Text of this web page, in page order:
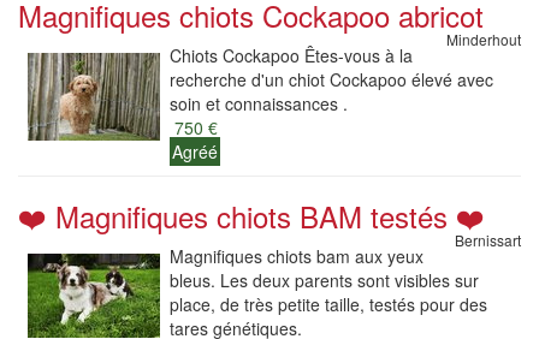
Magnifiques chiots Cockapoo abricot
Minderhout
Chiots Cockapoo Êtes-vous à la
recherche d'un chiot Cockapoo élevé avec
soin et connaissances .
750 €
Agréé
❤️ Magnifiques chiots BAM testés ❤️
Bernissart
Magnifiques chiots bam aux yeux
bleus. Les deux parents sont visibles sur
place, de très petite taille, testés pour des
tares génétiques.